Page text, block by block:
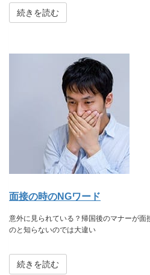
続きを読む
面接の時のNGワード
意外に見られている？帰国後のマナーが面
のと知らないのでは大違い
続きを読む